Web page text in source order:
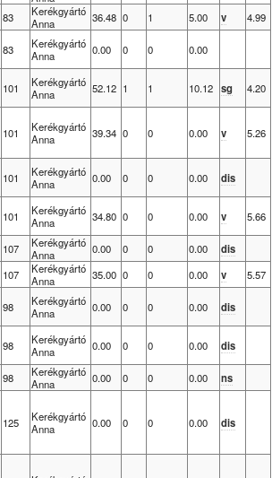
83
Kerékgyártó
Anna
36.48 0 1 5.00 v
4.99
83
Kerékgyártó
Anna
0.00 0 0
0.00
101
Kerékgyártó
Anna
52.12 1 1 10.12 sg
4.20
101
Kerékgyártó
Anna
39.34 0 0 0.00 v 5.26
101
Kerékgyártó
Anna
0.00 0 0 0.00
dis
101
Kerékgyártó
Anna
34.80 0 0 0.00 v
5.66
107
Kerékgyártó
Anna
0.00 0 0 0.00
dis
107
Kerékgyártó
Anna
35.00 0 0 0.00 v
5.57
98
Kerékgyártó
Anna
0.00 0 0 0.00
dis
98
Kerékgyártó
Anna
0.00 0 0 0.00 dis
98
Kerékgyártó
Anna
0.00 0 0 0.00
ns
125
Kerékgyártó
Anna
0.00 0 0 0.00 dis